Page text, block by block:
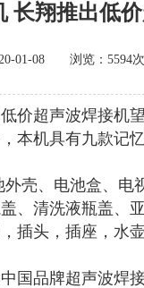
长翔推出低
01-08 浏览：
价超声波焊接机
本机具有九款记
壳、电池盒、
、清洗液瓶盖、
插头，插座，水
国品牌超声波焊